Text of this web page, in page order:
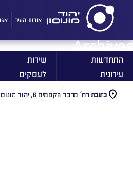
אודות העיר
Archives
התחדשות
עירונית
שירות
לעסקים
כתובת רח’ מרבד הקסמים 6, יהוד מונוסון, 5635001